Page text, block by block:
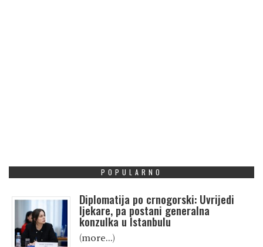
POPULARNO
Diplomatija po crnogorski: Uvrijedi
ljekare, pa postani generalna
konzulka u Istanbulu
(more…)